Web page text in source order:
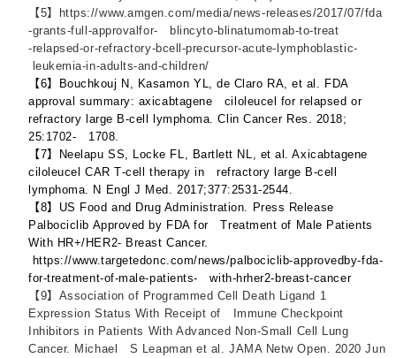
【5】https://www.amgen.com/media/news‐releases/2017/07/fda
‐grants‐full‐approvalfor‐ blincyto‐blinatumomab‐to‐treat
‐relapsed‐or‐refractory‐bcell‐precursor‐acute‐lymphoblastic‐
leukemia‐in‐adults‐and‐children/
【6】Bouchkouj N, Kasamon YL, de Claro RA, et al. FDA
approval summary: axicabtagene ciloleucel for relapsed or
refractory large B‐cell lymphoma. Clin Cancer Res. 2018;
25:1702‐ 1708.
【7】Neelapu SS, Locke FL, Bartlett NL, et al. Axicabtagene
ciloleucel CAR T‐cell therapy in refractory large B‐cell
lymphoma. N Engl J Med. 2017;377:2531‐2544.
【8】US Food and Drug Administration. Press Release
Palbociclib Approved by FDA for Treatment of Male Patients
With HR+/HER2- Breast Cancer.
https://www.targetedonc.com/news/palbociclib-approvedby-fda-
for-treatment-of-male-patients- with-hrher2-breast-cancer
【9】Association of Programmed Cell Death Ligand 1
Expression Status With Receipt of Immune Checkpoint
Inhibitors in Patients With Advanced Non-Small Cell Lung
Cancer. Michael S Leapman et al. JAMA Netw Open. 2020 Jun